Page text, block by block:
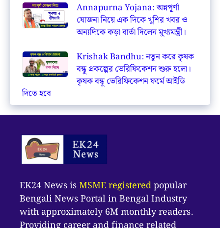
Annapurna Yojana: অন্নপূর্ণা
যোজনা নিয়ে এক দিকে খুশির খবর ও
অন্যদিকে কড়া বার্তা দিলেন মুখ্যমন্ত্রী।
Krishak Bandhu: নতুন করে কৃষক
বন্ধু প্রকল্পের ভেরিফিকেশন শুরু হলো।
কৃষক বন্ধু ভেরিফিকেশন ফর্মে আইডি
দিতে হবে
EK24 News isMSME registeredpopular
Bengali News Portal in Bengal Industry
with approximately 6M monthly readers.